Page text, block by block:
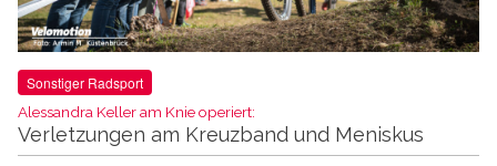
Sonstiger Radsport
Alessandra Keller am Knie operiert:
Verletzungen am Kreuzband und Meniskus